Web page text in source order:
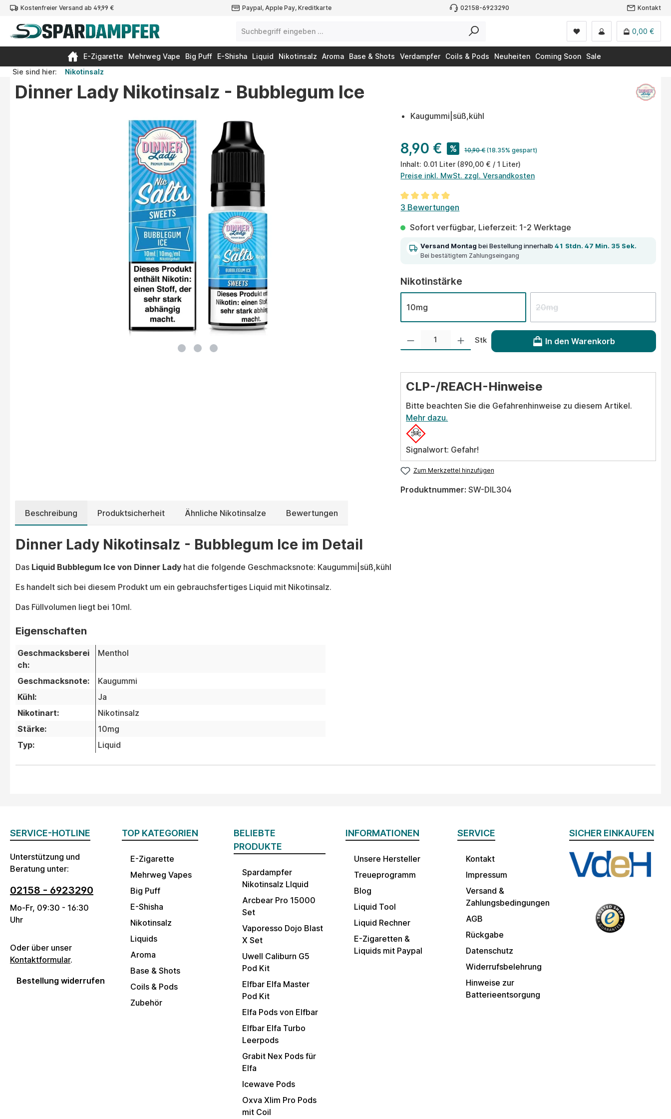
Zur Hauptnavigation springen
Kostenfreier Versand ab 49,99 € Paypal, Apple Pay, Kreditkarte 02158-6923290 Kontakt
0,00 €
E-Zigarette Mehrweg Vape Big Puff E-Shisha Liquid Nikotinsalz Aroma Base & Shots Verdampfer Coils & Pods Neuheiten Coming Soon
Sale
Sie sind hier:
Nikotinsalz
Dinner Lady Nikotinsalz - Bubblegum Ice
Kaugummi|süß,kühl
8,90 € % 10,90 € (18.35% gespart)
Inhalt: 0.01 Liter (890,00 € / 1 Liter)
Preise inkl. MwSt. zzgl. Versandkosten
Durchschnittliche Bewertung von 5 von 5 Sternen
3 Bewertungen
Sofort verfügbar, Lieferzeit: 1-2 Werktage
Versand Montag bei Bestellung innerhalb41 Stdn. 47 Min. 35 Sek.
Bei bestätigtem Zahlungseingang
Nikotinstärke
10mg 20mg
Produkt Anzahl: Gib den gewünschten Wert ein oder benutze die Schaltflächen um die
Stk In den Warenkorb
CLP-/REACH-Hinweise
Bitte beachten Sie die Gefahrenhinweise zu diesem Artikel.
Mehr dazu.
Signalwort: Gefahr!
Zum Merkzettel hinzufügen
Produktnummer:SW-DIL304
Beschreibung Produktsicherheit Ähnliche Nikotinsalze Bewertungen
Dinner Lady Nikotinsalz - Bubblegum Ice im Detail
Das Liquid Bubblegum Ice von Dinner Lady hat die folgende Geschmacksnote: Kaugummi|süß,kühl
Es handelt sich bei diesem Produkt um ein gebrauchsfertiges Liquid mit Nikotinsalz.
Das Füllvolumen liegt bei 10ml.
Eigenschaften
Geschmacksberei
ch:
Menthol
Geschmacksnote:
Kaugummi
Kühl:
Ja
Nikotinart:
Nikotinsalz
Stärke:
10mg
Typ:
Liquid
SERVICE-HOTLINE
Unterstützung und
Beratung unter:
02158 - 6923290
Mo-Fr, 09:30 - 16:30
Uhr
Oder über unser
Kontaktformular.
Bestellung widerrufen
TOP KATEGORIEN
E-Zigarette
Mehrweg Vapes
Big Puff
E-Shisha
Nikotinsalz
Liquids
Aroma
Base & Shots
Coils & Pods
Zubehör
BELIEBTE
PRODUKTE
Spardampfer
Nikotinsalz LIquid
Arcbear Pro 15000
Set
Vaporesso Dojo Blast
X Set
Uwell Caliburn G5
Pod Kit
Elfbar Elfa Master
Pod Kit
Elfa Pods von Elfbar
Elfbar Elfa Turbo
Leerpods
Grabit Nex Pods für
Elfa
Icewave Pods
Oxva Xlim Pro Pods
mit Coil
INFORMATIONEN
Unsere Hersteller
Treueprogramm
Blog
Liquid Tool
Liquid Rechner
E-Zigaretten &
Liquids mit Paypal
SERVICE
Kontakt
Impressum
Versand &
Zahlungsbedingungen
AGB
Rückgabe
Datenschutz
Widerrufsbelehrung
Hinweise zur
Batterieentsorgung
SICHER EINKAUFEN